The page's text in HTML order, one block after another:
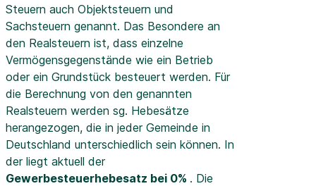
Steuern auch Objektsteuern und
Sachsteuern genannt. Das Besondere an
den Realsteuern ist, dass einzelne
Vermögensgegenstände wie ein Betrieb
oder ein Grundstück besteuert werden. Für
die Berechnung von den genannten
Realsteuern werden sg. Hebesätze
herangezogen, die in jeder Gemeinde in
Deutschland unterschiedlich sein können. In
der liegt aktuell der
Gewerbesteuerhebesatz bei 0% . Die